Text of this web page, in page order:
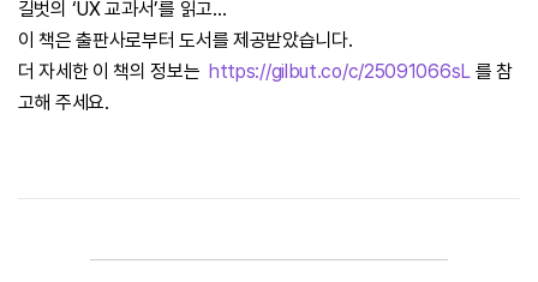
길벗의 ‘UX 교과서’를 읽고…
이 책은 출판사로부터 도서를 제공받았습니다.
더 자세한 이 책의 정보는 https://gilbut.co/c/25091066sL 를 참
고해 주세요.